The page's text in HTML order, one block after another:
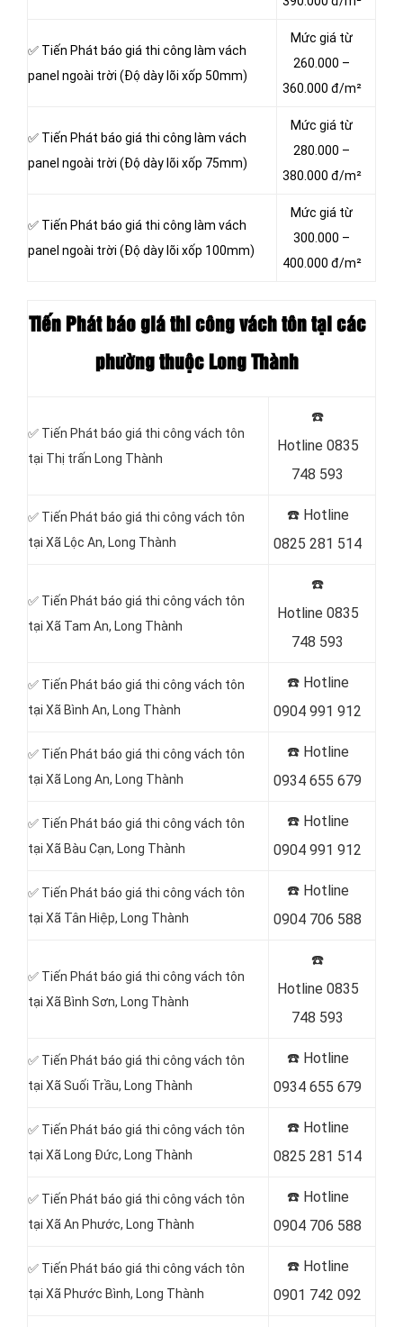
✅ Tiến Phát báo giá thi công làm vách
panel ngoài trời (Độ dày lõi xốp 50mm)
Mức giá từ
260.000 –
360.000 đ/m²
✅ Tiến Phát báo giá thi công làm vách
panel ngoài trời (Độ dày lõi xốp 75mm)
Mức giá từ
280.000 –
380.000 đ/m²
✅ Tiến Phát báo giá thi công làm vách
panel ngoài trời (Độ dày lõi xốp 100mm)
Mức giá từ
300.000 –
400.000 đ/m²
Tiến Phát báo giá thi công vách tôntại các
phường thuộc Long Thành
✅ Tiến Phát báo giá thi công vách tôn
tại Thị trấn Long Thành
☎️
Hotline 0835
748 593
✅ Tiến Phát báo giá thi công vách tôn
tại Xã Lộc An, Long Thành
☎️ Hotline
0825 281 514
✅ Tiến Phát báo giá thi công vách tôn
tại Xã Tam An, Long Thành
☎️
Hotline 0835
748 593
✅ Tiến Phát báo giá thi công vách tôn
tại Xã Bình An, Long Thành
☎️ Hotline
0904 991 912
✅ Tiến Phát báo giá thi công vách tôn
tại Xã Long An, Long Thành
☎️ Hotline
0934 655 679
✅ Tiến Phát báo giá thi công vách tôn
tại Xã Bàu Cạn, Long Thành
☎️ Hotline
0904 991 912
✅ Tiến Phát báo giá thi công vách tôn
tại Xã Tân Hiệp, Long Thành
☎️ Hotline
0904 706 588
✅ Tiến Phát báo giá thi công vách tôn
tại Xã Bình Sơn, Long Thành
☎️
Hotline 0835
748 593
✅ Tiến Phát báo giá thi công vách tôn
tại Xã Suối Trầu, Long Thành
☎️ Hotline
0934 655 679
✅ Tiến Phát báo giá thi công vách tôn
tại Xã Long Đức, Long Thành
☎️ Hotline
0825 281 514
✅ Tiến Phát báo giá thi công vách tôn
tại Xã An Phước, Long Thành
☎️ Hotline
0904 706 588
✅ Tiến Phát báo giá thi công vách tôn
tại Xã Phước Bình, Long Thành
☎️ Hotline
0901 742 092